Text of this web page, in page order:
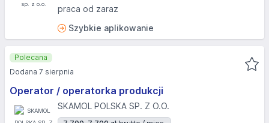
praca od zaraz
Szybkie aplikowanie
Operator / operatorka produkcji
SKAMOL POLSKA SP. Z O.O.
Polecana
Dodana 7 sierpnia